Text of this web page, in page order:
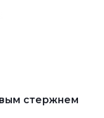
стержнем